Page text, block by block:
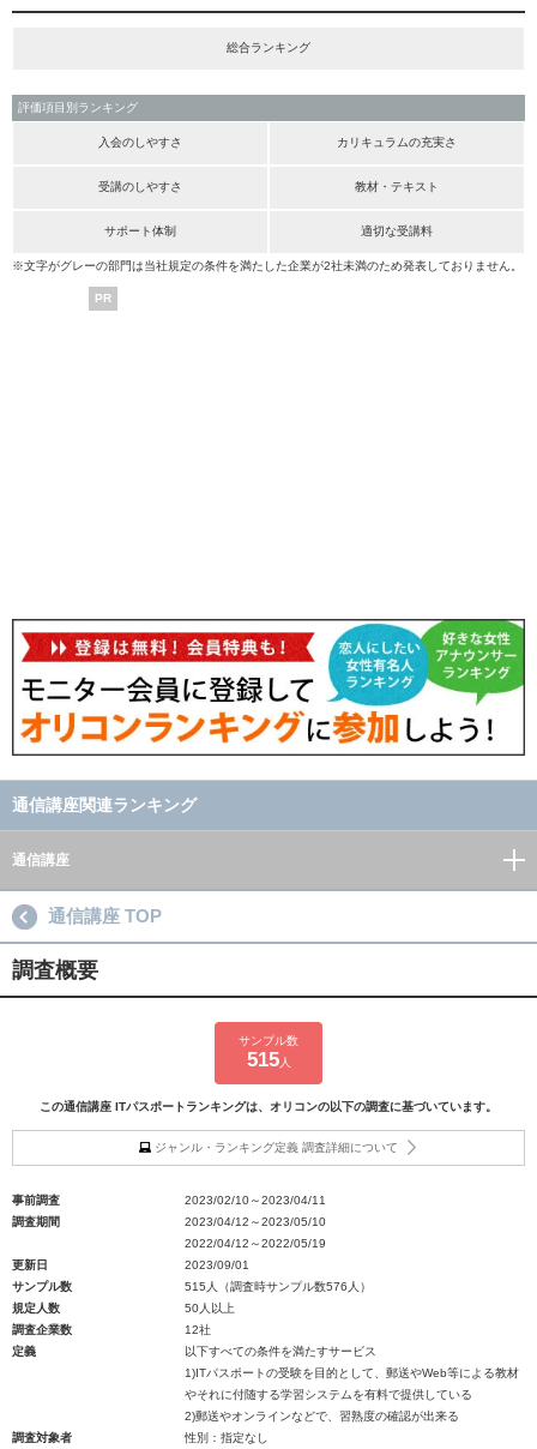
総合ランキング
評価項目別ランキング
入会のしやすさ カリキュラムの充実さ
受講のしやすさ 教材・テキスト
サポート体制 適切な受講料
※文字がグレーの部門は当社規定の条件を満たした企業が2社未満のため発表しておりません。
PR
通信講座関連ランキング
通信講座
通信講座 TOP
調査概要
サンプル数
515人
この通信講座 ITパスポートランキングは、オリコンの以下の調査に基づいています。
ジャンル・ランキング定義 調査詳細について
事前調査
2023/02/10～2023/04/11
調査期間
2023/04/12～2023/05/10
2022/04/12～2022/05/19
更新日
2023/09/01
サンプル数
515人（調査時サンプル数576人）
規定人数
50人以上
調査企業数
12社
定義
以下すべての条件を満たすサービス
1)ITパスポートの受験を目的として、郵送やWeb等による教材
やそれに付随する学習システムを有料で提供している
2)郵送やオンラインなどで、習熟度の確認が出来る
調査対象者
性別：指定なし